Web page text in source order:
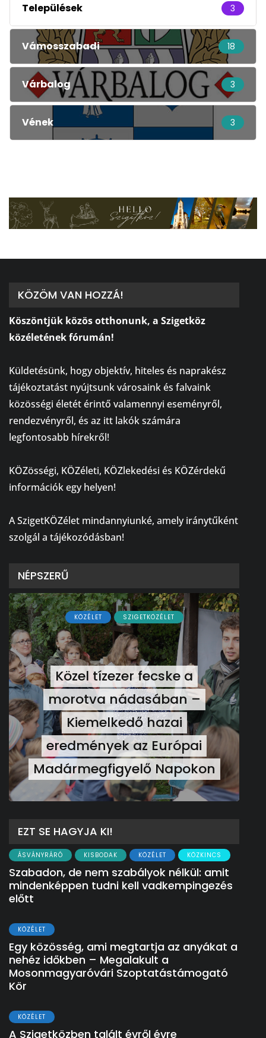
Települések 3
Vámosszabadi 18
Várbalog 3
Vének 3
KÖZÖM VAN HOZZÁ!
Köszöntjük közös otthonunk, a Szigetköz
közéletének fórumán!
Küldetésünk, hogy objektív, hiteles és naprakész
tájékoztatást nyújtsunk városaink és falvaink
közösségi életét érintő valamennyi eseményről,
rendezvényről, és az itt lakók számára
legfontosabb hírekről!
KÖZösségi, KÖZéleti, KÖZlekedési és KÖZérdekű
információk egy helyen!
A SzigetKÖZélet mindannyiunké, amely iránytűként
szolgál a tájékozódásban!
NÉPSZERŰ
KÖZÉLET SZIGETKÖZÉLET
Közel tízezer fecske a
morotva nádasában –
Kiemelkedő hazai
eredmények az Európai
Madármegfigyelő Napokon
EZT SE HAGYJA KI!
ÁSVÁNYRÁRÓ KISBODAK KÖZÉLET KÖZKINCS
Szabadon, de nem szabályok nélkül: amit
mindenképpen tudni kell vadkempingezés
előtt
KÖZÉLET
Egy közösség, ami megtartja az anyákat a
nehéz időkben – Megalakult a
Mosonmagyaróvári Szoptatástámogató
Kör
KÖZÉLET
A Szigetközben talált évről évre